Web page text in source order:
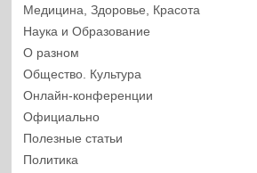
Медицина, Здоровье, Красота
Наука и Образование
О разном
Общество. Культура
Онлайн-конференции
Официально
Полезные статьи
Политика